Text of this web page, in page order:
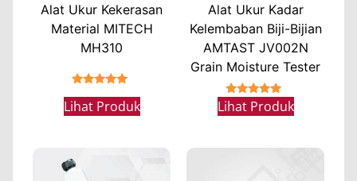
Alat Ukur Kekerasan
Material MITECH
MH310
Lihat Produk
Alat Ukur Kadar
Kelembaban Biji-Bijian
AMTAST JV002N
Grain Moisture Tester
★★★★★
Lihat Produk